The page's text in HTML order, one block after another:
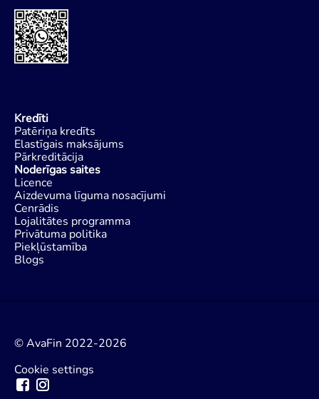
Kredīti
Patēriņa kredīts
Elastīgais maksājums
Pārkreditācija
Noderīgas saites
Licence
Aizdevuma līguma nosacījumi
Cenrādis
Lojalitātes programma
Privātuma politika
Piekļūstamība
Blogs
© AvaFin 2022-2026
Cookie settings